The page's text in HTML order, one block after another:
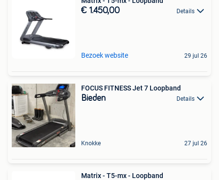
€ 1.450,00 Details
Bezoek website 29 jul 26
FOCUS FITNESS Jet 7 Loopband
Bieden Details
Knokke 27 jul 26
Matrix - T5-mx - Loopband